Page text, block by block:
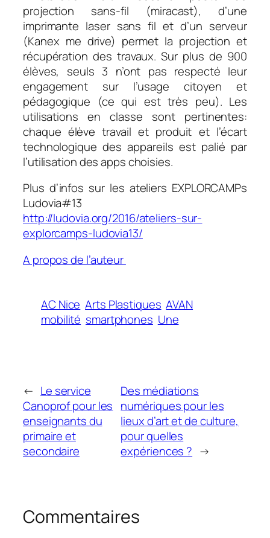
projection sans-fil (miracast), d’une
imprimante laser sans fil et d’un serveur
(Kanex me drive) permet la projection et
récupération des travaux. Sur plus de 900
élèves, seuls 3 n’ont pas respecté leur
engagement sur l’usage citoyen et
pédagogique (ce qui est très peu). Les
utilisations en classe sont pertinentes:
chaque élève travail et produit et l’écart
technologique des appareils est palié par
l’utilisation des apps choisies.
Plus d’infos sur les ateliers EXPLORCAMPs
Ludovia#13
http://ludovia.org/2016/ateliers-sur-
explorcamps-ludovia13/
A propos de l’auteur
AC Nice Arts Plastiques AVAN
mobilité smartphones Une
← Le service
Canoprof pour les
enseignants du
primaire et
secondaire
Des médiations
numériques pour les
lieux d’art et de culture,
pour quelles
expériences ? →
Commentaires